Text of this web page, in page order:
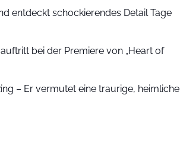
entdeckt schockierendes Detail Tage
bei der Premiere von „Heart of
– Er vermutet eine traurige, heimliche